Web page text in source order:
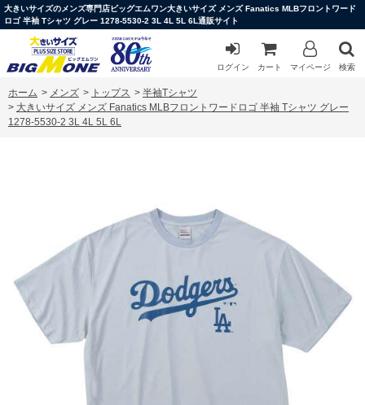
大きいサイズのメンズ専門店ビッグエムワン大きいサイズ メンズ Fanatics MLBフロントワード
ロゴ 半袖 Tシャツ グレー 1278-5530-2 3L 4L 5L 6L通販サイト
ログイン カート マイページ 検索
ホーム > メンズ > トップス > 半袖Tシャツ
> 大きいサイズ メンズ Fanatics MLBフロントワードロゴ 半袖 Tシャツ グレー
1278-5530-2 3L 4L 5L 6L